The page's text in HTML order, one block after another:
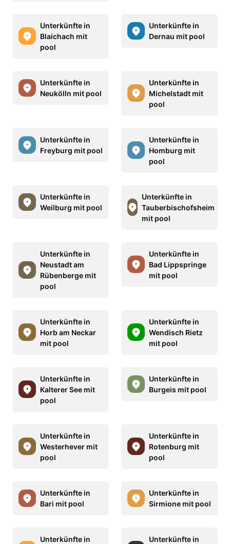
Unterkünfte in
Blaichach mit
pool
Unterkünfte in
Dernau mit pool
Unterkünfte in
Neukölln mit pool
Unterkünfte in
Michelstadt mit
pool
Unterkünfte in
Freyburg mit pool
Unterkünfte in
Homburg mit
pool
Unterkünfte in
Weilburg mit pool
Unterkünfte in
Tauberbischofsheim
mit pool
Unterkünfte in
Neustadt am
Rübenberge mit
pool
Unterkünfte in
Bad Lippspringe
mit pool
Unterkünfte in
Horb am Neckar
mit pool
Unterkünfte in
Wendisch Rietz
mit pool
Unterkünfte in
Kalterer See mit
pool
Unterkünfte in
Burgeis mit pool
Unterkünfte in
Westerhever mit
pool
Unterkünfte in
Rotenburg mit
pool
Unterkünfte in
Bari mit pool
Unterkünfte in
Sirmione mit pool
Unterkünfte in
Unterkünfte in